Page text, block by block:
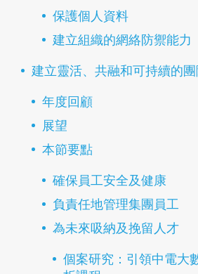
保護個人資料
建立組織的網絡防禦能力
建立靈活、共融和可持續的
年度回顧
展望
本節要點
確保員工安全及健康
負責任地管理集團員工
為未來吸納及挽留人才
個案研究：引領中電大